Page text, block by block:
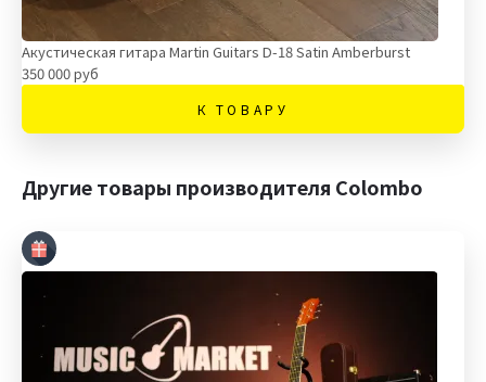
Акустическая гитара Martin Guitars D-18 Satin Amberburst
350 000 руб
К ТОВАРУ
Другие товары производителя Colombo